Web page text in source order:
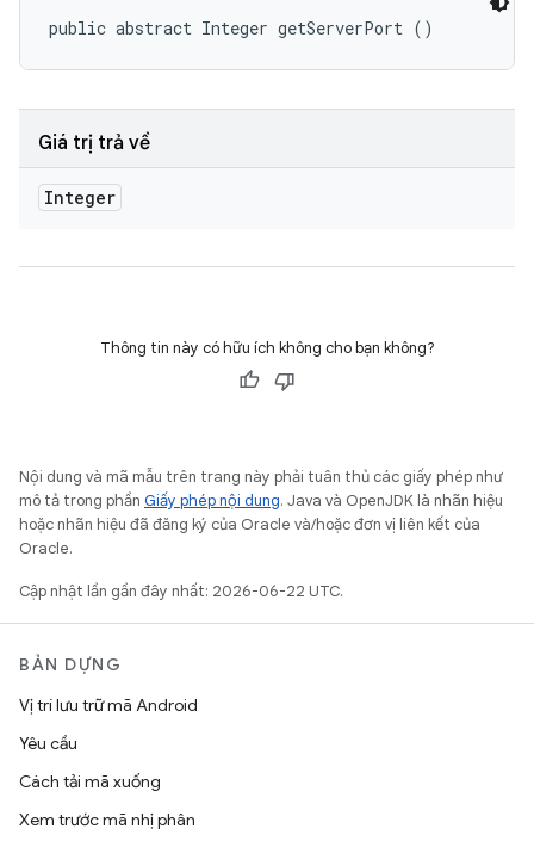
public abstract Integer getServerPort ()
Giá trị trả về
Integer
Thông tin này có hữu ích không cho bạn không?
Nội dung và mã mẫu trên trang này phải tuân thủ các giấy phép như
mô tả trong phần Giấy phép nội dung. Java và OpenJDK là nhãn hiệu
hoặc nhãn hiệu đã đăng ký của Oracle và/hoặc đơn vị liên kết của
Oracle.
Cập nhật lần gần đây nhất: 2026-06-22 UTC.
BẢN DỰNG
Vị trí lưu trữ mã Android
Yêu cầu
Cách tải mã xuống
Xem trước mã nhị phân